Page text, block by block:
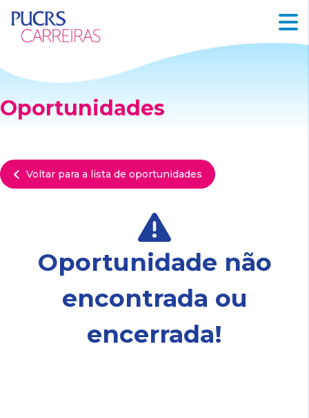
Oportunidades
Voltar para a lista de oportunidades
Oportunidade não
encontrada ou
encerrada!